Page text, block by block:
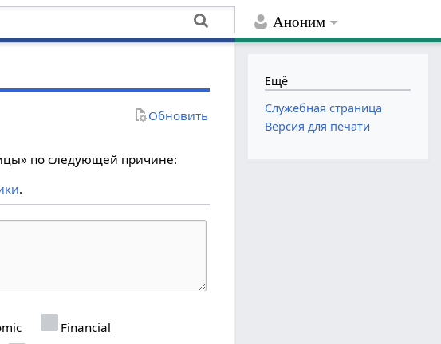
Аноним
Обновить
по следующей причине:
.
Financial
Ещё
Служебная страница
Версия для печати